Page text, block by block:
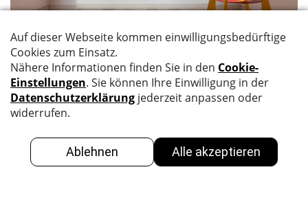
SHAPED COLORS
17.05.22 – 16.06.22